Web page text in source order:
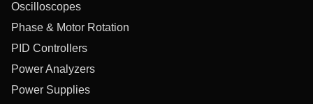
Oscilloscopes
Phase & Motor Rotation
PID Controllers
Power Analyzers
Power Supplies